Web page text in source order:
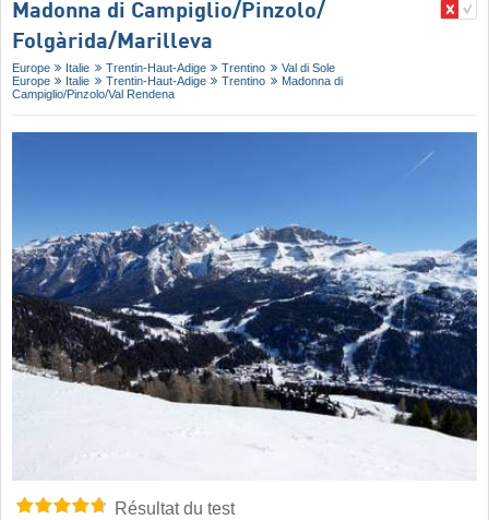
Madonna di Campiglio/​Pinzolo/​
Folgàrida/​Marilleva
Europe Italie Trentin-Haut-Adige Trentino
Val di Sole
Europe
Italie Trentin-Haut-Adige Trentino
Madonna di
Campiglio/​Pinzolo/​Val Rendena
Résultat du test